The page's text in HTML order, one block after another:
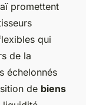
promettent
qui
de la
échelonnés
de biens